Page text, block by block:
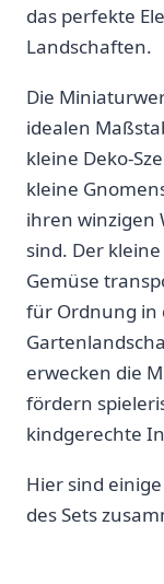
das⁢ perfekte
Landschaften.
Die
idealen
kleine Deko-
⁣kleine
ihren winzigen
sind.​ Der
Gemüse
für Ordnung in
erwecken ​die
fördern
kindgerechte
Hier sind⁣
des Sets